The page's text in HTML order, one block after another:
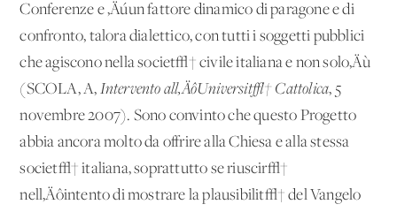
Conferenze e ‚Äúun fattore dinamico di paragone e di
confronto, talora dialettico, con tutti i soggetti pubblici
che agiscono nella societ√† civile italiana e non solo‚Äù
(SCOLA, A, Intervento all‚ÄôUniversit√† Cattolica, 5
novembre 2007). Sono convinto che questo Progetto
abbia ancora molto da offrire alla Chiesa e alla stessa
societ√† italiana, soprattutto se riuscir√†
nell‚Äôintento di mostrare la plausibilit√† del Vangelo